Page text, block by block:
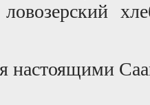
настоящими